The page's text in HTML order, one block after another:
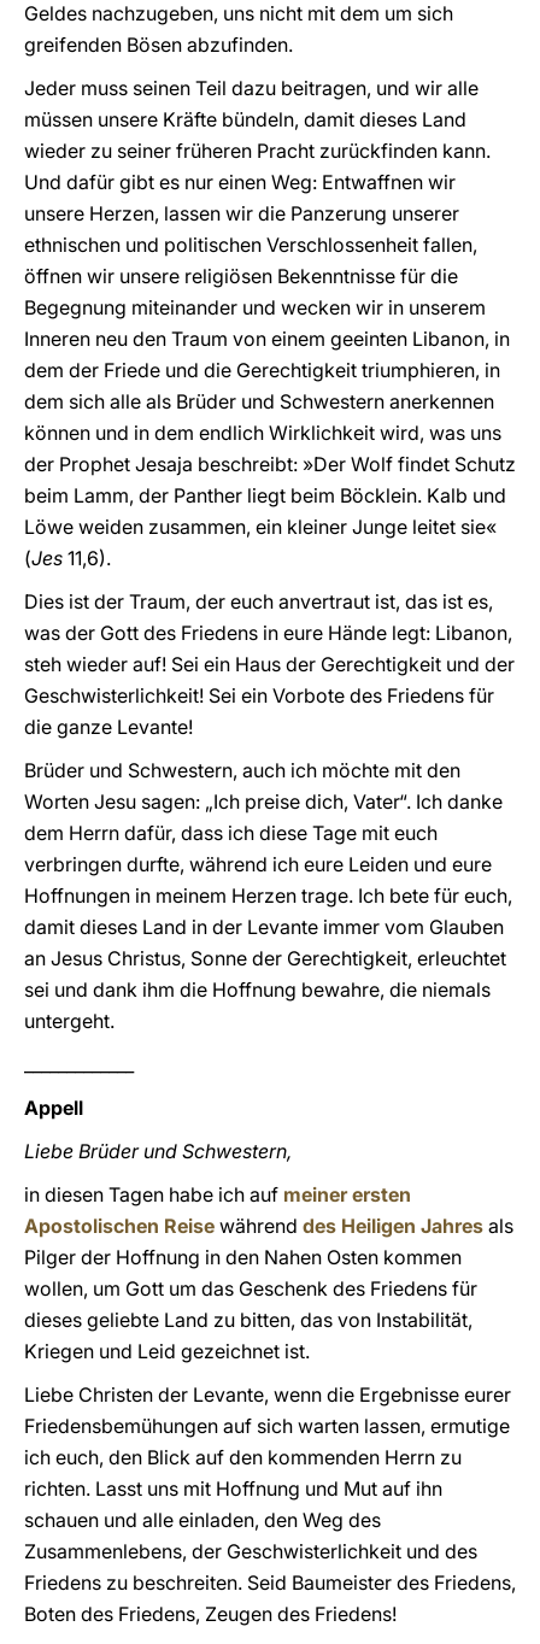
Geldes nachzugeben, uns nicht mit dem um sich
greifenden Bösen abzufinden.
Jeder muss seinen Teil dazu beitragen, und wir alle
müssen unsere Kräfte bündeln, damit dieses Land
wieder zu seiner früheren Pracht zurückfinden kann.
Und dafür gibt es nur einen Weg: Entwaffnen wir
unsere Herzen, lassen wir die Panzerung unserer
ethnischen und politischen Verschlossenheit fallen,
öffnen wir unsere religiösen Bekenntnisse für die
Begegnung miteinander und wecken wir in unserem
Inneren neu den Traum von einem geeinten Libanon, in
dem der Friede und die Gerechtigkeit triumphieren, in
dem sich alle als Brüder und Schwestern anerkennen
können und in dem endlich Wirklichkeit wird, was uns
der Prophet Jesaja beschreibt: »Der Wolf findet Schutz
beim Lamm, der Panther liegt beim Böcklein. Kalb und
Löwe weiden zusammen, ein kleiner Junge leitet sie«
(Jes 11,6).
Dies ist der Traum, der euch anvertraut ist, das ist es,
was der Gott des Friedens in eure Hände legt: Libanon,
steh wieder auf! Sei ein Haus der Gerechtigkeit und der
Geschwisterlichkeit! Sei ein Vorbote des Friedens für
die ganze Levante!
Brüder und Schwestern, auch ich möchte mit den
Worten Jesu sagen: „Ich preise dich, Vater“. Ich danke
dem Herrn dafür, dass ich diese Tage mit euch
verbringen durfte, während ich eure Leiden und eure
Hoffnungen in meinem Herzen trage. Ich bete für euch,
damit dieses Land in der Levante immer vom Glauben
an Jesus Christus, Sonne der Gerechtigkeit, erleuchtet
sei und dank ihm die Hoffnung bewahre, die niemals
untergeht.
Appell
Liebe Brüder und Schwestern,
in diesen Tagen habe ich auf meiner ersten
Apostolischen Reise während des Heiligen Jahres als
Pilger der Hoffnung in den Nahen Osten kommen
wollen, um Gott um das Geschenk des Friedens für
dieses geliebte Land zu bitten, das von Instabilität,
Kriegen und Leid gezeichnet ist.
Liebe Christen der Levante, wenn die Ergebnisse eurer
Friedensbemühungen auf sich warten lassen, ermutige
ich euch, den Blick auf den kommenden Herrn zu
richten. Lasst uns mit Hoffnung und Mut auf ihn
schauen und alle einladen, den Weg des
Zusammenlebens, der Geschwisterlichkeit und des
Friedens zu beschreiten. Seid Baumeister des Friedens,
Boten des Friedens, Zeugen des Friedens!